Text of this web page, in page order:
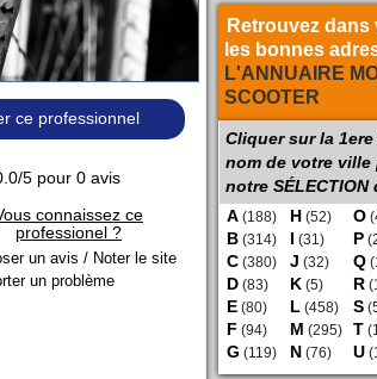
Retrouvez dans
les bonnes
L'ANNUAIRE
SCOOTER
Cliquer sur la
nom de votre ville
notre SÉLECTION
A (188)
B (314)
C (380)
D (83)
E (80)
F (94)
G (119)
H (52)
I (31)
J (32)
K (5)
L (458)
M (295)
N (76)
O
P
Q
R
S
T
U
ce professionnel
/5 pour 0avis
connaissez ce
professionel ?
un avis / Noter le site
un problème